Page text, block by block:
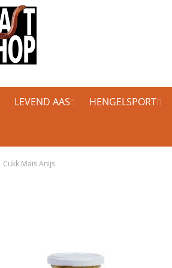
LEVEND AAS HENGELSPORT
Cukk Mais Anijs